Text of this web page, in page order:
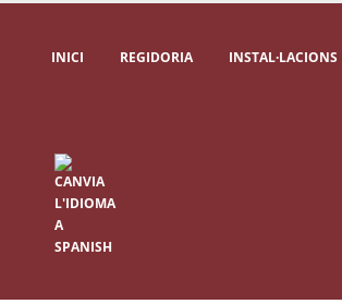
INICI REGIDORIA INSTAL·LACIONS